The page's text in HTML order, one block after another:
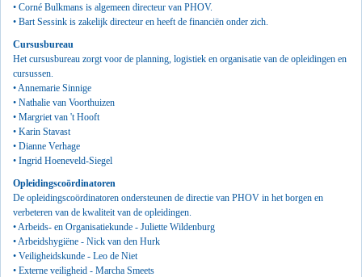
• Corné Bulkmans is algemeen directeur van PHOV.
• Bart Sessink is zakelijk directeur en heeft de financiën onder zich.
Cursusbureau
Het cursusbureau zorgt voor de planning, logistiek en organisatie van de opleidingen en
cursussen.
• Annemarie Sinnige
• Nathalie van Voorthuizen
• Margriet van 't Hooft
• Karin Stavast
• Dianne Verhage
• Ingrid Hoeneveld-Siegel
Opleidingscoördinatoren
De opleidingscoördinatoren ondersteunen de directie van PHOV in het borgen en
verbeteren van de kwaliteit van de opleidingen.
• Arbeids- en Organisatiekunde - Juliette Wildenburg
• Arbeidshygiëne - Nick van den Hurk
• Veiligheidskunde - Leo de Niet
• Externe veiligheid - Marcha Smeets